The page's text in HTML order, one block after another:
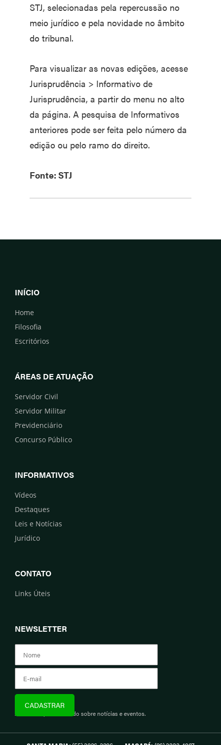
STJ, selecionadas pela repercussão no
meio jurídico e pela novidade no âmbito
do tribunal.
Para visualizar as novas edições, acesse
Jurisprudência > Informativo de
Jurisprudência, a partir do menu no alto
da página. A pesquisa de Informativos
anteriores pode ser feita pelo número da
edição ou pelo ramo do direito.
Fonte: STJ
INÍCIO
Home
Filosofia
Escritórios
ÁREAS DE ATUAÇÃO
Servidor Civil
Servidor Militar
Previdenciário
Concurso Público
INFORMATIVOS
Vídeos
Destaques
Leis e Notícias
Jurídico
CONTATO
Links Úteis
NEWSLETTER
Assine e fique informado sobre notícias e eventos.